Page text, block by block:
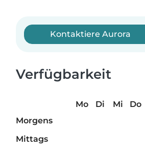
Kontaktiere Aurora
Verfügbarkeit
Mo Di Mi Do
Morgens
Mittags